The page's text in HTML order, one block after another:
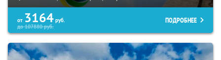
от 3164 руб.
до107880руб.
ПОДРОБНЕЕ